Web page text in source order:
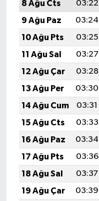
8 Ağu Cts
03:22
9 Ağu Paz
03:24
10 Ağu Pts
03:25
11 Ağu Sal
03:27
12 Ağu Çar
03:28
13 Ağu Per
03:30
14 Ağu Cum
03:31
15 Ağu Cts
03:33
16 Ağu Paz
03:34
17 Ağu Pts
03:36
18 Ağu Sal
03:37
19 Ağu Çar
03:39